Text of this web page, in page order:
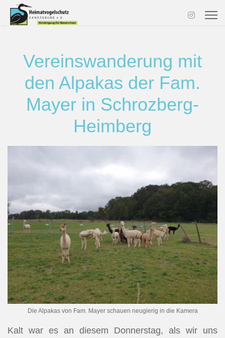
Vereinswanderung mit
den Alpakas der Fam.
Mayer in Schrozberg-
Heimberg
Die Alpakas von Fam. Mayer schauen neugierig in die Kamera
Kalt war es an diesem Donnerstag, als wir uns